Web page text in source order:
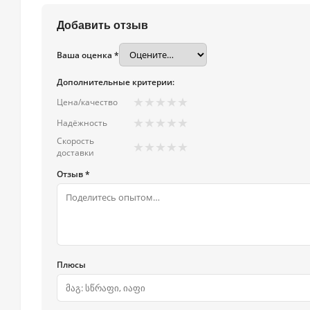
Добавить отзыв
Ваша оценка *
Дополнительные критерии:
Цена/качество
★ ★ ★ ★ ★
Надёжность ★ ★ ★ ★ ★
Скорость
доставки
★ ★ ★ ★ ★
Отзыв *
Плюсы